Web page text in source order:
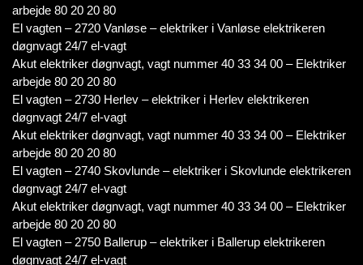
arbejde 80 20 20 80
El vagten – 2720 Vanløse – elektriker i Vanløse elektrikeren
døgnvagt 24/7 el-vagt
Akut elektriker døgnvagt, vagt nummer 40 33 34 00 – Elektriker
arbejde 80 20 20 80
El vagten – 2730 Herlev – elektriker i Herlev elektrikeren
døgnvagt 24/7 el-vagt
Akut elektriker døgnvagt, vagt nummer 40 33 34 00 – Elektriker
arbejde 80 20 20 80
El vagten – 2740 Skovlunde – elektriker i Skovlunde elektrikeren
døgnvagt 24/7 el-vagt
Akut elektriker døgnvagt, vagt nummer 40 33 34 00 – Elektriker
arbejde 80 20 20 80
El vagten – 2750 Ballerup – elektriker i Ballerup elektrikeren
døgnvagt 24/7 el-vagt